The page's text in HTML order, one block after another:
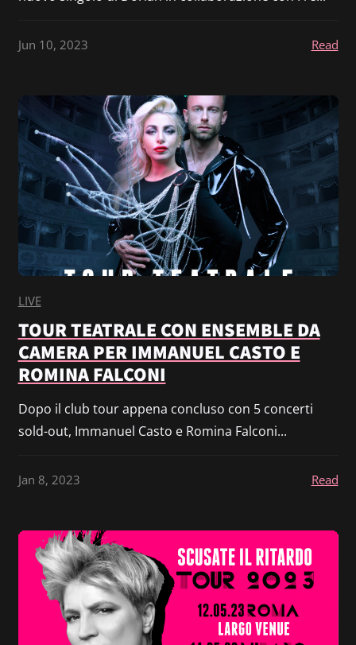
Jun 10, 2023 Read
LIVE
TOUR TEATRALE CON ENSEMBLE DA
CAMERA PER IMMANUEL CASTO E
ROMINA FALCONI
Dopo il club tour appena concluso con 5 concerti
sold-out, Immanuel Casto e Romina Falconi...
Jan 8, 2023 Read